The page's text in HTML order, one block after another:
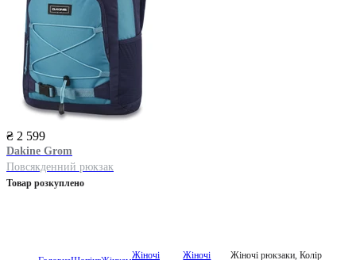
₴ 2 599
Dakine Grom
Повсякденний рюкзак
Товар розкуплено
Жіночі
Жіночі
Жіночі рюкзаки, Колір